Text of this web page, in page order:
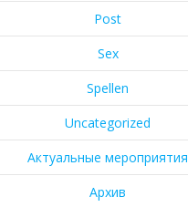
Post
Sex
Spellen
Uncategorized
Актуальные мероприятия
Архив